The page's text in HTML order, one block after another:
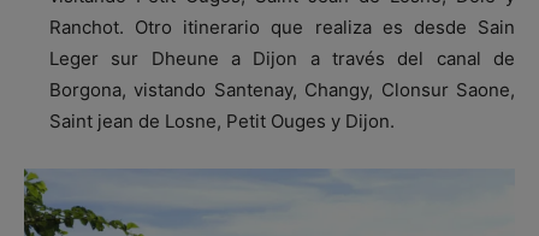
Ranchot. Otro itinerario que realiza es desde Sain
Leger sur Dheune a Dijon a través del canal de
Borgona, vistando Santenay, Changy, Clonsur Saone,
Saint jean de Losne, Petit Ouges y Dijon.